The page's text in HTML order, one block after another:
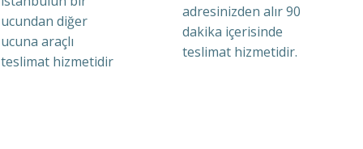
ucundan diğer
ucuna araçlı
teslimat hizmetidir
adresinizden alır 90
dakika içerisinde
teslimat hizmetidir.